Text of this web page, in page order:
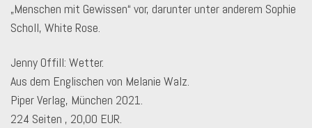
„Menschen mit Gewissen“ vor, darunter unter anderem Sophie
Scholl, White Rose.
Jenny Offill: Wetter.
Aus dem Englischen von Melanie Walz.
Piper Verlag, München 2021.
224 Seiten , 20,00 EUR.